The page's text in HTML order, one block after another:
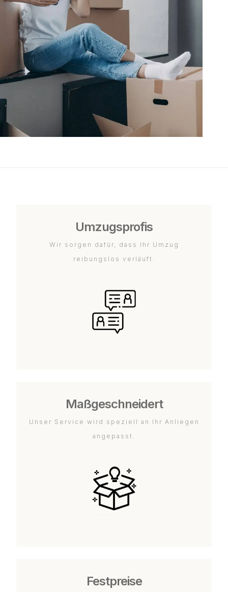
Umzugsprofis
Wir sorgen dafür, dass Ihr Umzug
reibungslos verläuft.
Maßgeschneidert
Unser Service wird speziell an Ihr Anliegen
angepasst.
Festpreise